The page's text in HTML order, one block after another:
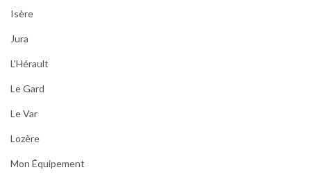
Isère
Jura
L'Hérault
Le Gard
Le Var
Lozère
Mon Équipement